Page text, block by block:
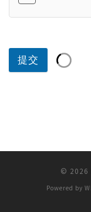
提交
© 2026
Powered by